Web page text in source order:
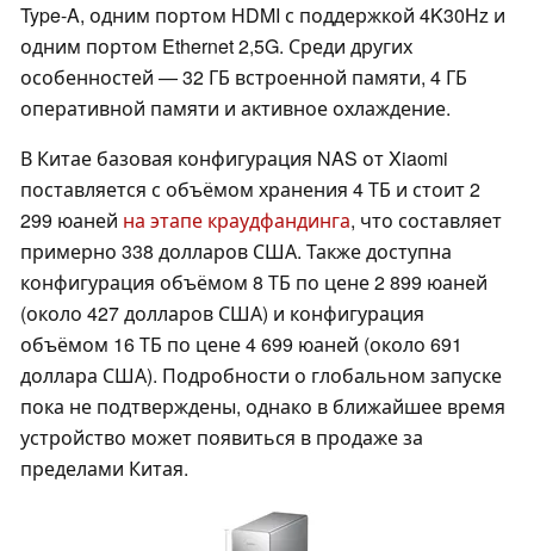
Type-A, одним портом HDMI с поддержкой 4K30Hz и
одним портом Ethernet 2,5G. Среди других
особенностей — 32 ГБ встроенной памяти, 4 ГБ
оперативной памяти и активное охлаждение.
В Китае базовая конфигурация NAS от Xiaomi
поставляется с объёмом хранения 4 ТБ и стоит 2
299 юаней на этапе краудфандинга, что составляет
примерно 338 долларов США. Также доступна
конфигурация объёмом 8 ТБ по цене 2 899 юаней
(около 427 долларов США) и конфигурация
объёмом 16 ТБ по цене 4 699 юаней (около 691
доллара США). Подробности о глобальном запуске
пока не подтверждены, однако в ближайшее время
устройство может появиться в продаже за
пределами Китая.